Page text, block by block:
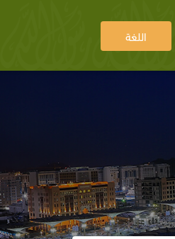
اللغة